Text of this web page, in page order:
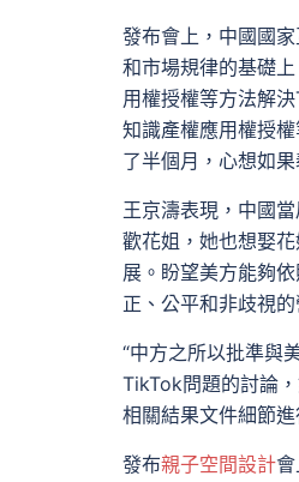
發布會上，中國國
和市場規律的基礎
用權授權等方法解
知識產權應用權授
了半個月，心想如
王京濤表現，中國
歡花姐，她也想娶
展。盼望美方能夠
正、公平和非歧視
“中方之所以批準與
TikTok問題的討論
相關結果文件細節
發布親子空間設計